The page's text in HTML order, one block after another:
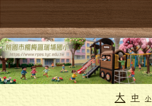
桃園市楊梅區瑞埔國小
大 中 小